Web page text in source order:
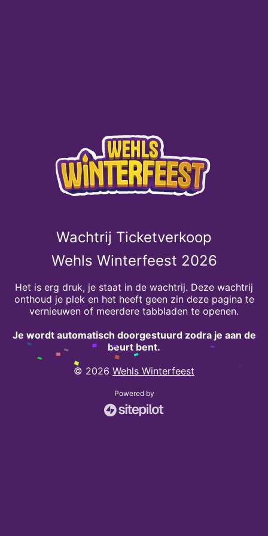
Wachtrij Ticketverkoop
Wehls Winterfeest 2026
Het is erg druk, je staat in de wachtrij. Deze wachtrij
onthoud je plek en het heeft geen zin deze pagina te
vernieuwen of meerdere tabbladen te openen.
Je wordt automatisch doorgestuurd zodra je aan de
beurt bent.
© 2026 Wehls Winterfeest
Powered by